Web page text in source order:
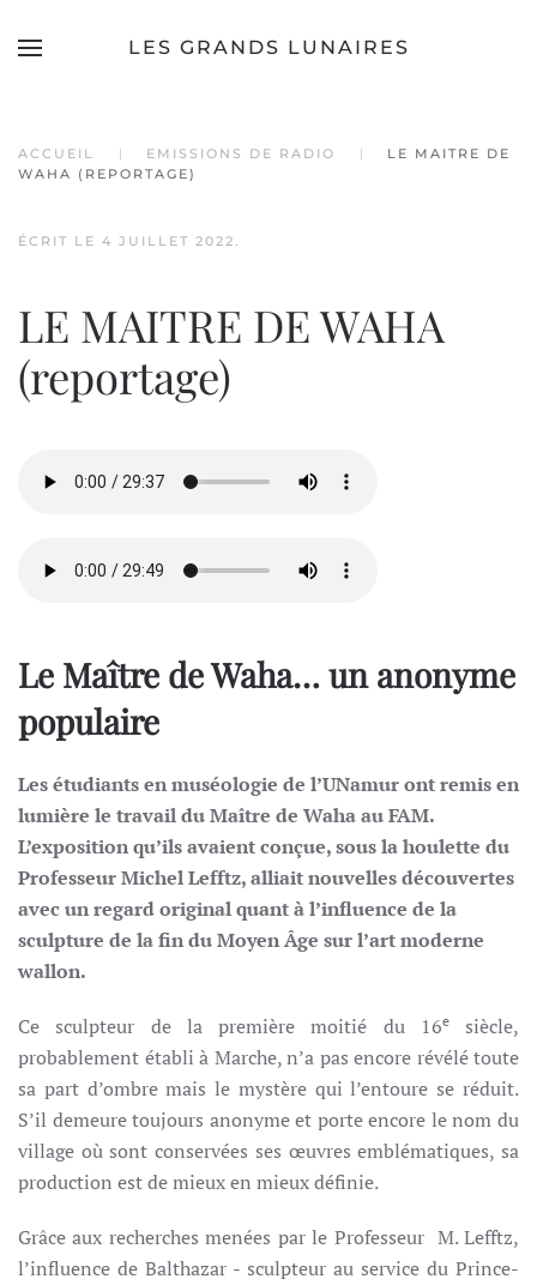
Accéder au contenu principal
LES GRANDS LUNAIRES
ACCUEIL EMISSIONS DE RADIO
LE MAITRE DE
WAHA (REPORTAGE)
ÉCRIT LE 4 JUILLET 2022.
LE MAITRE DE WAHA
(reportage)
Le Maître de Waha… un anonyme
populaire
Les étudiants en muséologie de l’UNamur ont remis en
lumière le travail du Maître de Waha au FAM.
L’exposition qu’ils avaient conçue, sous la houlette du
Professeur Michel Lefftz, alliait nouvelles découvertes
avec un regard original quant à l’influence de la
sculpture de la fin du Moyen Âge sur l’art moderne
wallon.
Ce sculpteur de la première moitié du 16esiècle,
probablement établi à Marche, n’a pas encore révélé toute
sa part d’ombre mais le mystère qui l’entoure se réduit.
S’il demeure toujours anonyme et porte encore le nom du
village où sont conservées ses œuvres emblématiques, sa
production est de mieux en mieux définie.
Grâce aux recherches menées par le Professeur M. Lefftz,
l’influence de Balthazar - sculpteur au service du Prince-